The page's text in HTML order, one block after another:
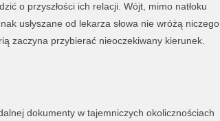
o przyszłości ich relacji. Wójt, mimo natłoku
usłyszane od lekarza słowa nie wróżą niczego
zaczyna przybierać nieoczekiwany kierunek.
dokumenty w tajemniczych okolicznościach